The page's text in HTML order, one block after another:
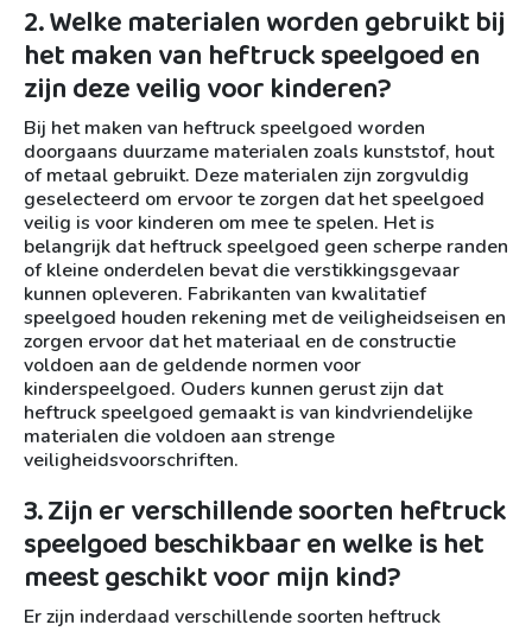
2. Welke materialen worden gebruikt bij
het maken van heftruck speelgoed en
zijn deze veilig voor kinderen?
Bij het maken van heftruck speelgoed worden
doorgaans duurzame materialen zoals kunststof, hout
of metaal gebruikt. Deze materialen zijn zorgvuldig
geselecteerd om ervoor te zorgen dat het speelgoed
veilig is voor kinderen om mee te spelen. Het is
belangrijk dat heftruck speelgoed geen scherpe randen
of kleine onderdelen bevat die verstikkingsgevaar
kunnen opleveren. Fabrikanten van kwalitatief
speelgoed houden rekening met de veiligheidseisen en
zorgen ervoor dat het materiaal en de constructie
voldoen aan de geldende normen voor
kinderspeelgoed. Ouders kunnen gerust zijn dat
heftruck speelgoed gemaakt is van kindvriendelijke
materialen die voldoen aan strenge
veiligheidsvoorschriften.
3. Zijn er verschillende soorten heftruck
speelgoed beschikbaar en welke is het
meest geschikt voor mijn kind?
Er zijn inderdaad verschillende soorten heftruck